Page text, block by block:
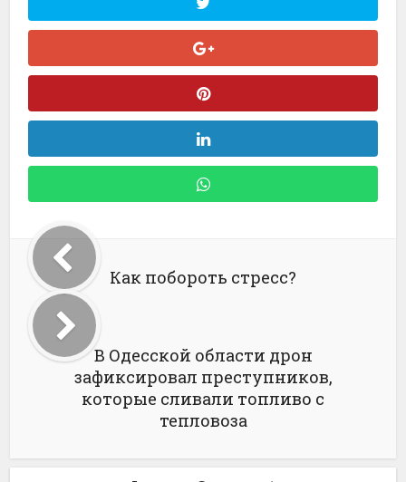
Как побороть стресс?
В Одесской области дрон
зафиксировал преступников,
которые сливали топливо с
тепловоза